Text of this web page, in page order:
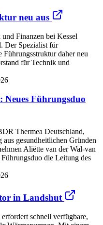
neu aus
Finanzen bei Kessel
Der Spezialist für
Führungsstruktur daher neu
für Technik und
Neues Führungsduo
Thermea Deutschland,
gesundheitlichen Gründen
Aliëtte van der Wal-van
die Leitung des
in Landshut
schnell verfügbare,